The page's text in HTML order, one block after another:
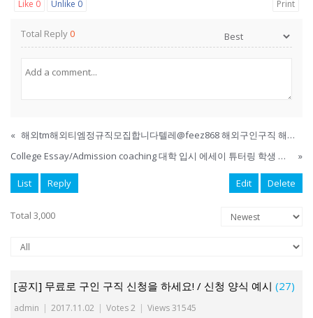
Like 0 Unlike 0 Print
Total Reply0
«
해외tm해외티엠정규직모집합니다텔레@feez868 해외구인구직 해외취업
College Essay/Admission coaching 대학 입시 에세이 튜터링 학생 모집
»
List Reply Edit Delete
Total 3,000
[공지] 무료로 구인 구직 신청을 하세요! / 신청 양식 예시 (27)
admin | 2017.11.02 | Votes 2 | Views 31545